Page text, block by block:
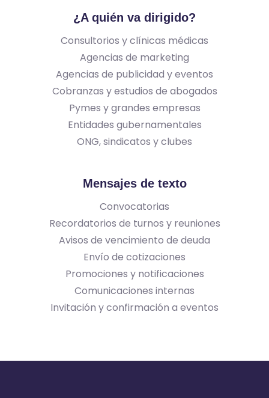
¿A quién va dirigido?
Consultorios y clí­nicas médicas
Agencias de marketing
Agencias de publicidad y eventos
Cobranzas y estudios de abogados
Pymes y grandes empresas
Entidades gubernamentales
ONG, sindicatos y clubes
Mensajes de texto
Convocatorias
Recordatorios de turnos y reuniones
Avisos de vencimiento de deuda
Envío de cotizaciones
Promociones y notificaciones
Comunicaciones internas
Invitación y confirmación a eventos